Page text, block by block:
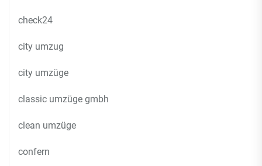
check24
city umzug
city umzüge
classic umzüge gmbh
clean umzüge
confern